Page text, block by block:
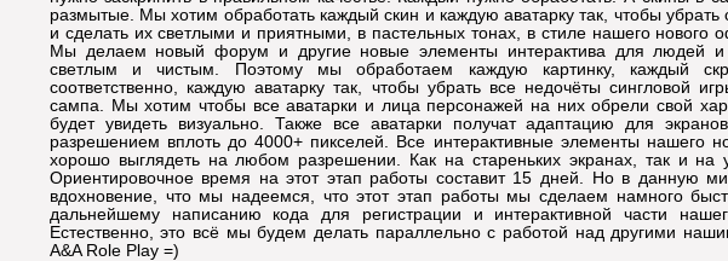
размытые. Мы хотим обработать каждый скин и каждую аватарку так, чтобы убрать
и сделать их светлыми и приятными, в пастельных тонах, в стиле нашего нового
Мы делаем новый форум и другие новые элементы интерактива для людей
светлым и чистым. Поэтому мы обработаем каждую картинку, каждый
соответственно, каждую аватарку так, чтобы убрать все недочёты сингловой
сампа. Мы хотим чтобы все аватарки и лица персонажей на них обрели свой
будет увидеть визуально. Также все аватарки получат адаптацию для
разрешением вплоть до 4000+ пикселей. Все интерактивные элементы нашего
хорошо выглядеть на любом разрешении. Как на стареньких экранах, так и на
Ориентировочное время на этот этап работы составит 15 дней. Но в данную
вдохновение, что мы надеемся, что этот этап работы мы сделаем намного
дальнейшему написанию кода для регистрации и интерактивной части
Естественно, это всё мы будем делать параллельно с работой над другими
A&A Role Play =)